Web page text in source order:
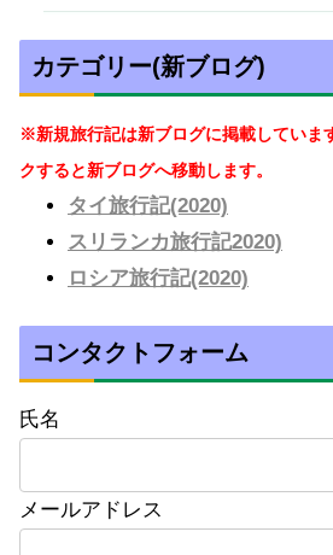
カテゴリー(新ブログ)
※新規旅行記は新ブログに掲載していま
クすると新ブログへ移動します。
タイ旅行記(2020)
スリランカ旅行記2020)
ロシア旅行記(2020)
コンタクトフォーム
氏名
メールアドレス